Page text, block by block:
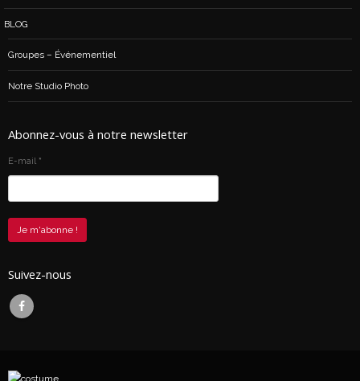
BLOG
Groupes – Événementiel
Notre Studio Photo
Abonnez-vous à notre newsletter
E-mail *
Suivez-nous